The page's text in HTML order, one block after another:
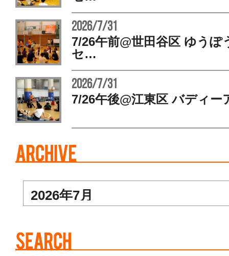
2026/7/31
7/26午前@世田谷区 ゆうぽ
セ…
2026/7/31
7/26午後@江東区 バディ